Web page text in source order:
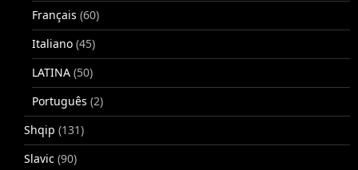
Français (60)
Italiano (45)
LATINA (50)
Português (2)
Shqip (131)
Slavic (90)